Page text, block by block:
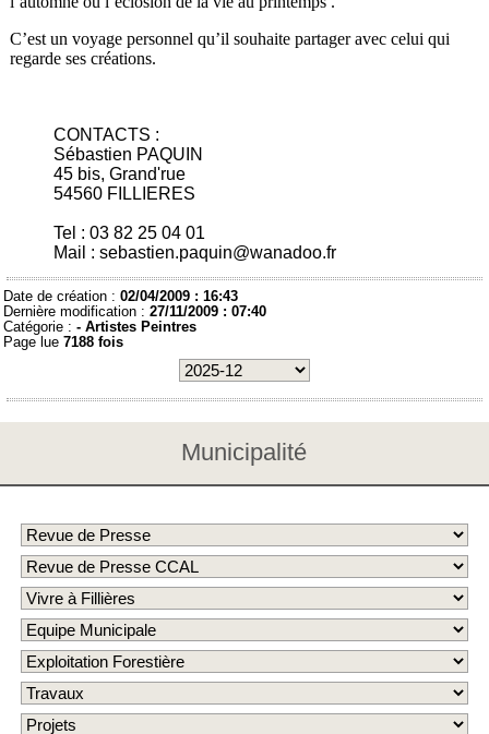
C’est un voyage personnel qu’il souhaite partager avec celui qui
regarde ses créations.
CONTACTS :
Sébastien PAQUIN
45 bis, Grand'rue
54560 FILLIERES
Tel : 03 82 25 04 01
Mail : sebastien.paquin@wanadoo.fr
Date de création : 02/04/2009 : 16:43
Dernière modification : 27/11/2009 : 07:40
Catégorie : - Artistes Peintres
Page lue 7188 fois
Municipalité